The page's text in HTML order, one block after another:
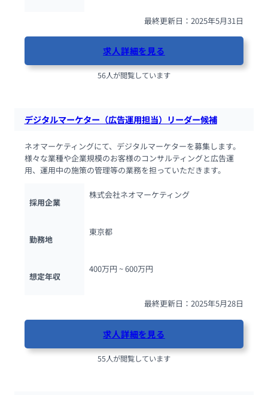
最終更新日：2025年5月31日
求人詳細を見る
56人が閲覧しています
デジタルマーケター（広告運用担当）リーダー候補
ネオマーケティングにて、デジタルマーケターを募集します。
様々な業種や企業規模のお客様のコンサルティングと広告運
用、運用中の施策の管理等の業務を担っていただきます。
採用企業
株式会社ネオマーケティング
勤務地
東京都
想定年収
400万円 ~ 600万円
最終更新日：2025年5月28日
求人詳細を見る
55人が閲覧しています